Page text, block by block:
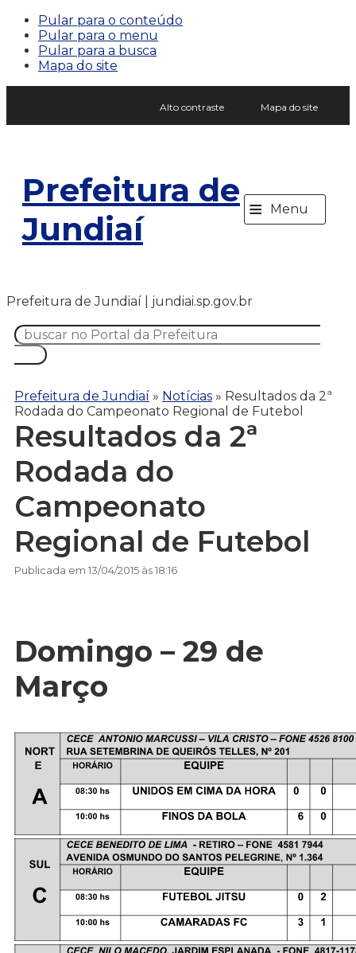
Pular para o conteúdo
Pular para o menu
Pular para a busca
Mapa do site
Alto contraste Mapa do site
Prefeitura de
Jundiaí
≡ Menu
Prefeitura de Jundiaí | jundiai.sp.gov.br
Prefeitura de Jundiaí » Notícias » Resultados da 2ª
Rodada do Campeonato Regional de Futebol
Resultados da 2ª
Rodada do
Campeonato
Regional de Futebol
Publicada em 13/04/2015 às 18:16
Domingo – 29 de
Março